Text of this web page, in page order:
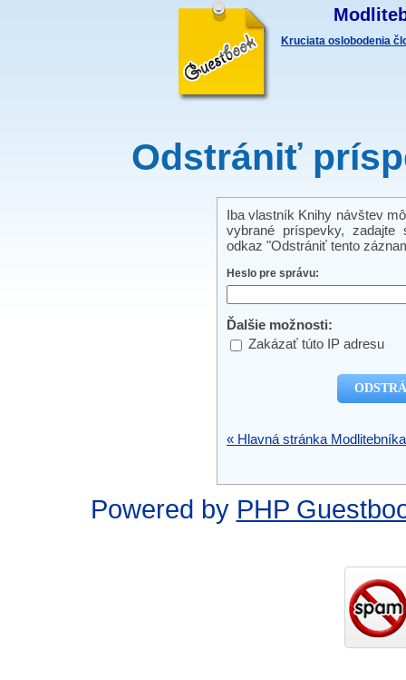
Kruciata oslobodenia
Odstrániť
Iba vlastník Knihy návštev
vybrané príspevky,
odkaz "Odstrániť tento
Heslo pre správu:
Ďalšie možnosti:
Zakázať túto IP adresu
« Hlavná stránka Modlitebníka
Powered by PHP